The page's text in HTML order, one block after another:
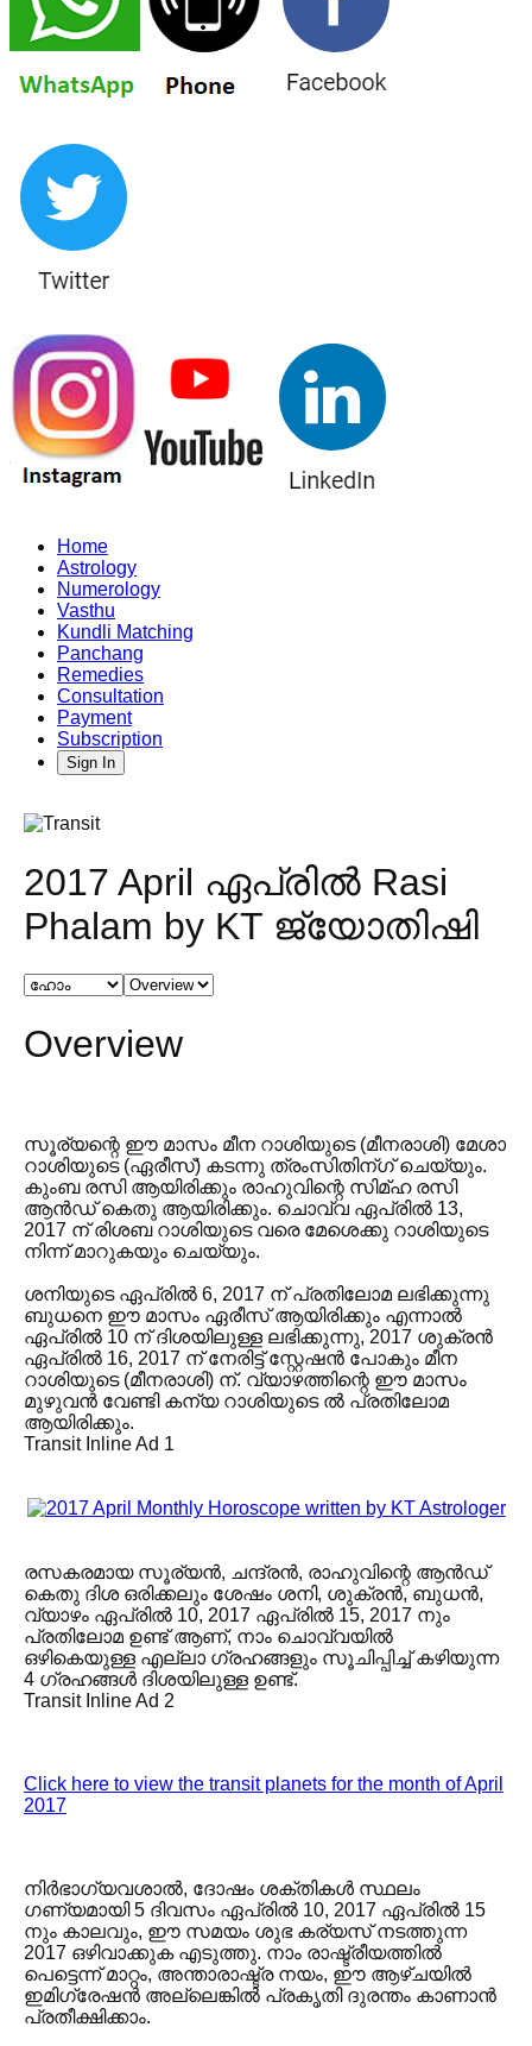
Home
Astrology
Numerology
Vasthu
Kundli Matching
Panchang
Remedies
Consultation
Payment
Subscription
Sign In
2017 April ഏപ്രിൽ Rasi
Phalam by KT ജ്യോതിഷി
Overview
സൂര്യന്റെ ഈ മാസം മീന റാശിയുടെ (മീനരാശി) മേശാ
റാശിയുടെ (ഏരീസ്) കടന്നു ത്രംസിതിന്ഗ് ചെയ്യും.
കുംബ രസി ആയിരിക്കും രാഹുവിന്റെ സിമ്ഹ രസി
ആൻഡ് കെതു ആയിരിക്കും. ചൊവ്വ ഏപ്രിൽ 13,
2017 ന് രിശബ റാശിയുടെ വരെ മേശെക്കു റാശിയുടെ
നിന്ന് മാറുകയും ചെയ്യും.
ശനിയുടെ ഏപ്രിൽ 6, 2017 ന് പ്രതിലോമ ലഭിക്കുന്നു
ബുധനെ ഈ മാസം ഏരീസ് ആയിരിക്കും എന്നാൽ
ഏപ്രിൽ 10 ന് ദിശയിലുള്ള ലഭിക്കുന്നു, 2017 ശുക്രൻ
ഏപ്രിൽ 16, 2017 ന് നേരിട്ട് സ്റ്റേഷൻ പോകും മീന
റാശിയുടെ (മീനരാശി) ന്. വ്യാഴത്തിന്റെ ഈ മാസം
മുഴുവൻ വേണ്ടി കന്യ റാശിയുടെ ൽ പ്രതിലോമ
ആയിരിക്കും.
Transit Inline Ad 1
രസകരമായ സൂര്യൻ, ചന്ദ്രൻ, രാഹുവിന്റെ ആൻഡ്
കെതു ദിശ ഒരിക്കലും ശേഷം ശനി, ശുക്രൻ, ബുധൻ,
വ്യാഴം ഏപ്രിൽ 10, 2017 ഏപ്രിൽ 15, 2017 നും
പ്രതിലോമ ഉണ്ട് ആണ്, നാം ചൊവ്വയിൽ
ഒഴികെയുള്ള എല്ലാ ഗ്രഹങ്ങളും സൂചിപ്പിച്ച് കഴിയുന്ന
4 ഗ്രഹങ്ങൾ ദിശയിലുള്ള ഉണ്ട്.
Transit Inline Ad 2
Click here to view the transit planets for the month of April
2017
നിർഭാഗ്യവശാൽ, ദോഷം ശക്തികൾ സ്ഥലം
ഗണ്യമായി 5 ദിവസം ഏപ്രിൽ 10, 2017 ഏപ്രിൽ 15
നും കാലവും, ഈ സമയം ശുഭ കര്യസ് നടത്തുന്ന
2017 ഒഴിവാക്കുക എടുത്തു. നാം രാഷ്ട്രീയത്തിൽ
പെട്ടെന്ന് മാറ്റം, അന്താരാഷ്ട്ര നയം, ഈ ആഴ്ചയിൽ
ഇമിഗ്രേഷൻ അല്ലെങ്കിൽ പ്രകൃതി ദുരന്തം കാണാൻ
പ്രതീക്ഷിക്കാം.